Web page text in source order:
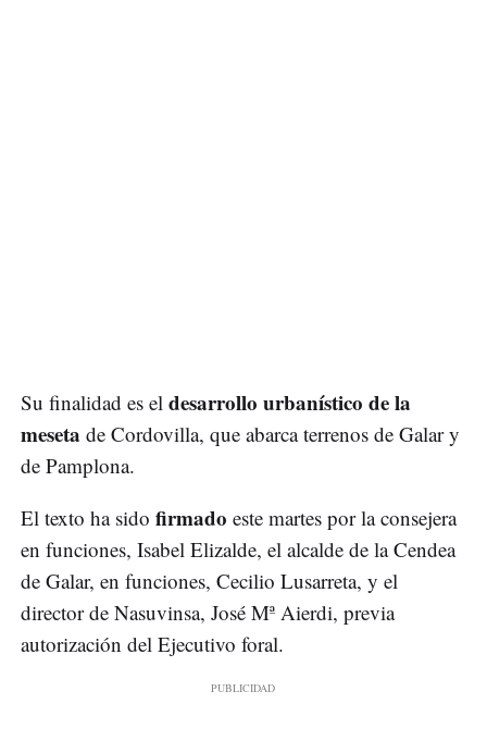
Su finalidad es el desarrollo urbanístico de la
meseta de Cordovilla, que abarca terrenos de Galar y
de Pamplona.
El texto ha sido firmado este martes por la consejera
en funciones, Isabel Elizalde, el alcalde de la Cendea
de Galar, en funciones, Cecilio Lusarreta, y el
director de Nasuvinsa, José Mª Aierdi, previa
autorización del Ejecutivo foral.